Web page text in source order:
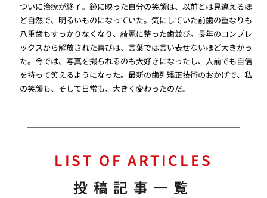
ついに治療が終了。鏡に映った自分の笑顔は、以前とは見違えるほ
ど自然で、明るいものになっていた。気にしていた前歯の重なりも
八重歯もすっかりなくなり、綺麗に整った歯並び。長年のコンプレ
ックスから解放された喜びは、言葉では言い表せないほど大きかっ
た。今では、写真を撮られるのも大好きになったし、人前でも自信
を持って笑えるようになった。最新の歯列矯正技術のおかげで、私
の笑顔も、そして日常も、大きく変わったのだ。
LIST OF ARTICLES
投稿記事一覧